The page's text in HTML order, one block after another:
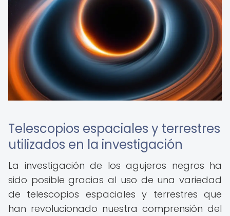
Telescopios espaciales y terrestres
utilizados en la investigación
La investigación de los agujeros negros ha
sido posible gracias al uso de una variedad
de telescopios espaciales y terrestres que
han revolucionado nuestra comprensión del